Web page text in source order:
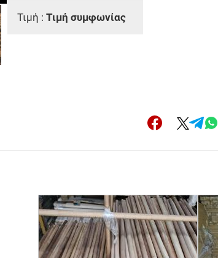
Τιμή : Τιμή συμφωνίας